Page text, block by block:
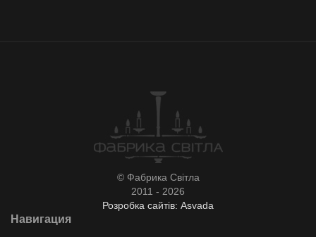
© Фабрика Світла
2011 - 2026
Розробка сайтів: Asvada
Навигация